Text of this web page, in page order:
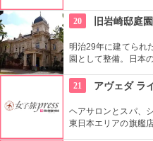
労される、驚きの芸
20 旧岩崎邸庭園
明治29年に建てられ
園として整備。日本
文化財にもなってい
21 アヴェダ ラ
ヘアサロンとスパ、
東日本エリアの旗艦